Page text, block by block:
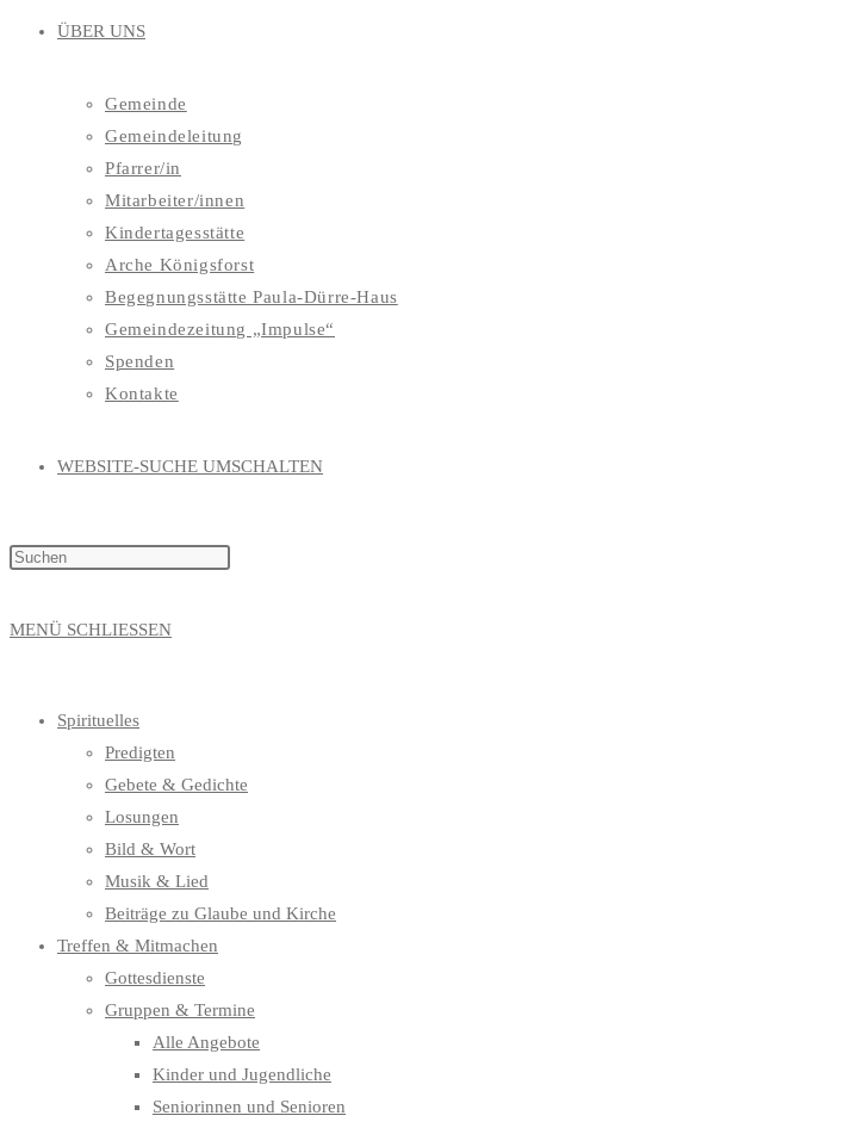
ÜBER UNS
Gemeinde
Gemeindeleitung
Pfarrer/in
Mitarbeiter/innen
Kindertagesstätte
Arche Königsforst
Begegnungsstätte Paula-Dürre-Haus
Gemeindezeitung „Impulse“
Spenden
Kontakte
WEBSITE-SUCHE UMSCHALTEN
MENÜ SCHLIESSEN
Spirituelles
Predigten
Gebete & Gedichte
Losungen
Bild & Wort
Musik & Lied
Beiträge zu Glaube und Kirche
Treffen & Mitmachen
Gottesdienste
Gruppen & Termine
Alle Angebote
Kinder und Jugendliche
Seniorinnen und Senioren